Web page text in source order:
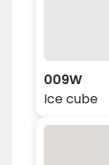
009W
Ice cube